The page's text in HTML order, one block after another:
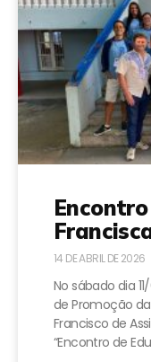
14 DE ABRIL DE 2026
No sábado dia
de Promoção
Francisco de
“Encontro de